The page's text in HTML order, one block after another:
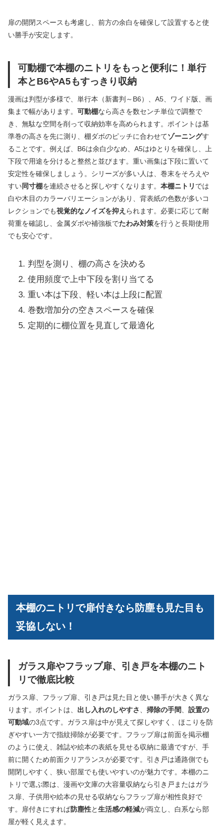
扉の開閉スペースも考慮し、前方の余白を確保して設置すると使
い勝手が安定します。
可動棚で本棚のニトリをもっと便利に！単行
本とB6やA5もすっきり収納
漫画は判型が多様で、単行本（新書判～B6）、A5、ワイド版、画
集まで幅があります。 可動棚なら高さを数センチ単位で調整で
き、無駄な空間を削って収納効率を高められます。ポイントは基
準巻の高さを先に測り、棚ダボのピッチに合わせてゾーニングす
ることです。例えば、B6は余白少なめ、A5はゆとりを確保し、上
下段で用途を分けると整然と並びます。重い画集は下段に置いて
安定性を確保しましょう。シリーズが多い人は、巻末をそろえや
すい同寸棚を連続させると探しやすくなります。 本棚ニトリ では
白や木目のカラーバリエーションがあり、背表紙の色数が多いコ
レクションでも視覚的なノイズを抑え られます。必要に応じて耐
荷重を確認し、金属ダボや補強板でたわみ対策を行うと長期使用
でも安心です。
判型を測り、棚の高さを決める
使用頻度で上中下段を割り当てる
重い本は下段、軽い本は上段に配置
巻数増加分の空きスペースを確保
定期的に棚位置を見直して最適化
本棚のニトリで扉付きなら防塵も見た目も
妥協しない！
ガラス扉やフラップ扉、引き戸を本棚のニト
リで徹底比較
ガラス扉、フラップ扉、引き戸は見た目と使い勝手が大きく異な
ります。ポイントは、 出し入れのしやすさ 掃除の手間
設置の
可動域の3点です。ガラス扉は中が見えて探しやすく、ほこりを防
ぎやすい一方で指紋掃除が必要です。フラップ扉は前面を掲示棚
のように使え、雑誌や絵本の表紙を見せる収納に最適ですが、手
前に開くため前面クリアランスが必要です。引き戸は通路側でも
開閉しやすく、狭い部屋でも使いやすいのが魅力です。本棚のニ
トリで選ぶ際は、漫画や文庫の大容量収納なら引き戸またはガラ
ス扉、子供用や絵本の見せる収納ならフラップ扉が相性良好で
す。扉付きにすれば防塵性と生活感の軽減が両立し、白系なら部
屋が軽く見えます。